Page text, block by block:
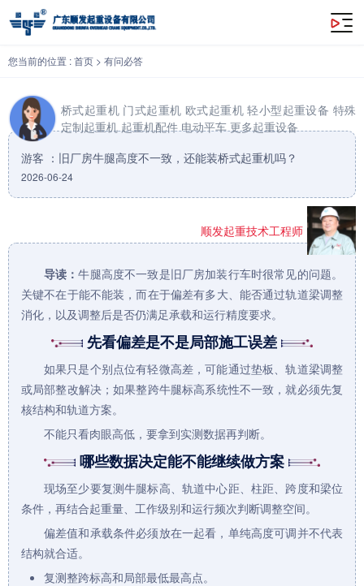
旧厂房牛腿高度不一致，还能装桥式起重机吗？
您当前的位置 :首页 > 有问必答
桥式起重机 门式起重机 欧式起重机 轻小型起重设备 特殊
定制起重机 起重机配件 电动平车 更多起重设备
游客 ：旧厂房牛腿高度不一致，还能装桥式起重机吗？
2026-06-24
顺发起重技术工程师
导读：牛腿高度不一致是旧厂房加装行车时很常见的问题。
关键不在于能不能装，而在于偏差有多大、能否通过轨道梁调整
消化，以及调整后是否仍满足承载和运行精度要求。
先看偏差是不是局部施工误差
如果只是个别点位有轻微高差，可能通过垫板、轨道梁调整
或局部整改解决；如果整跨牛腿标高系统性不一致，就必须先复
核结构和轨道方案。
不能只看肉眼高低，要拿到实测数据再判断。
哪些数据决定能不能继续做方案
现场至少要复测牛腿标高、轨道中心距、柱距、跨度和梁位
条件，再结合起重量、工作级别和运行频次判断调整空间。
偏差值和承载条件必须放在一起看，单纯高度可调并不代表
结构就合适。
复测整跨标高和局部最低最高点。